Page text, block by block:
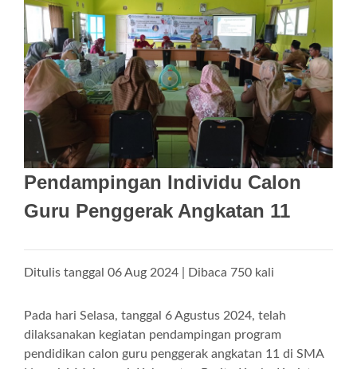
Pendampingan Individu Calon
Guru Penggerak Angkatan 11
Ditulis tanggal 06 Aug 2024 | Dibaca 750 kali
Pada hari Selasa, tanggal 6 Agustus 2024, telah
dilaksanakan kegiatan pendampingan program
pendidikan calon guru penggerak angkatan 11 di SMA